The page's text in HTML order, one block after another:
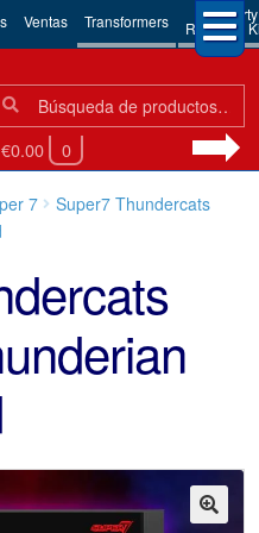
Ventas Transformers 3rd Party
Robots &
Búsqueda:
Búsqueda
€0.00 0
7
Super7 Thundercats